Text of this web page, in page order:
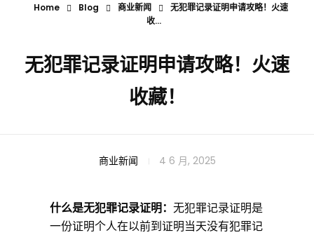
Home Blog 商业新闻
无犯罪记录证明申请攻略！火速
收...
无犯罪记录证明申请攻略！火速
收藏！
犯
4 6 月, 2025
商业新闻
什么是无犯罪记录证明： 无犯罪记录证明是
一份证明个人在以前到证明当天没有犯罪记